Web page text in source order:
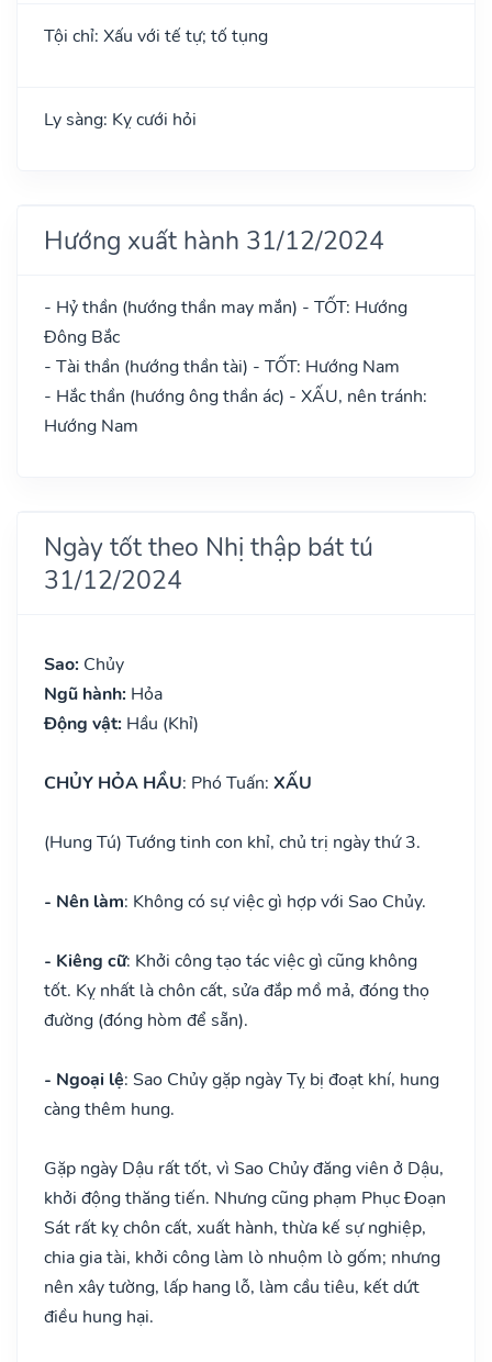
Tội chỉ: Xấu với tế tự; tố tụng
Ly sàng: Kỵ cưới hỏi
Hướng xuất hành 31/12/2024
- Hỷ thần (hướng thần may mắn) - TỐT: Hướng
Đông Bắc
- Tài thần (hướng thần tài) - TỐT: Hướng Nam
- Hắc thần (hướng ông thần ác) - XẤU, nên tránh:
Hướng Nam
Ngày tốt theo Nhị thập bát tú
31/12/2024
Sao: Chủy
Ngũ hành: Hỏa
Động vật: Hầu (Khỉ)
CHỦY HỎA HẦU: Phó Tuấn: XẤU
(Hung Tú) Tướng tinh con khỉ, chủ trị ngày thứ 3.
- Nên làm: Không có sự việc gì hợp với Sao Chủy.
- Kiêng cữ: Khởi công tạo tác việc gì cũng không
tốt. Kỵ nhất là chôn cất, sửa đắp mồ mả, đóng thọ
đường (đóng hòm để sẵn).
- Ngoại lệ: Sao Chủy gặp ngày Tỵ bị đoạt khí, hung
càng thêm hung.
Gặp ngày Dậu rất tốt, vì Sao Chủy đăng viên ở Dậu,
khởi động thăng tiến. Nhưng cũng phạm Phục Đoạn
Sát rất kỵ chôn cất, xuất hành, thừa kế sự nghiệp,
chia gia tài, khởi công làm lò nhuộm lò gốm; nhưng
nên xây tường, lấp hang lỗ, làm cầu tiêu, kết dứt
điều hung hại.